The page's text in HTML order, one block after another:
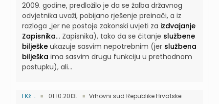
2009. godine, predložilo je da se žalba državnog
odvjetnika uvaži, pobijano rješenje preinači, a iz
razloga „jer ne postoje zakonski uvjeti za izdvajanje
Zapisnika... Zapisnika), tako da se čitanje službene
bilješke ukazuje sasvim nepotrebnim (jer službena
bilješka ima sasvim drugu funkciju u prethodnom
postupku), ali...
I Kž ... 01.10.2013. Vrhovni sud Republike Hrvatske